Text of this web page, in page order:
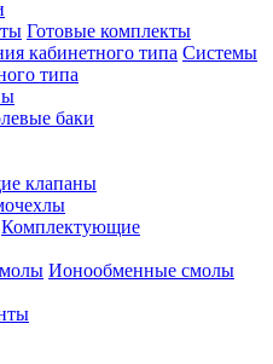
Готовые комплекты
Системы
типа
баки
клапаны
Комплектующие
Ионообменные смолы